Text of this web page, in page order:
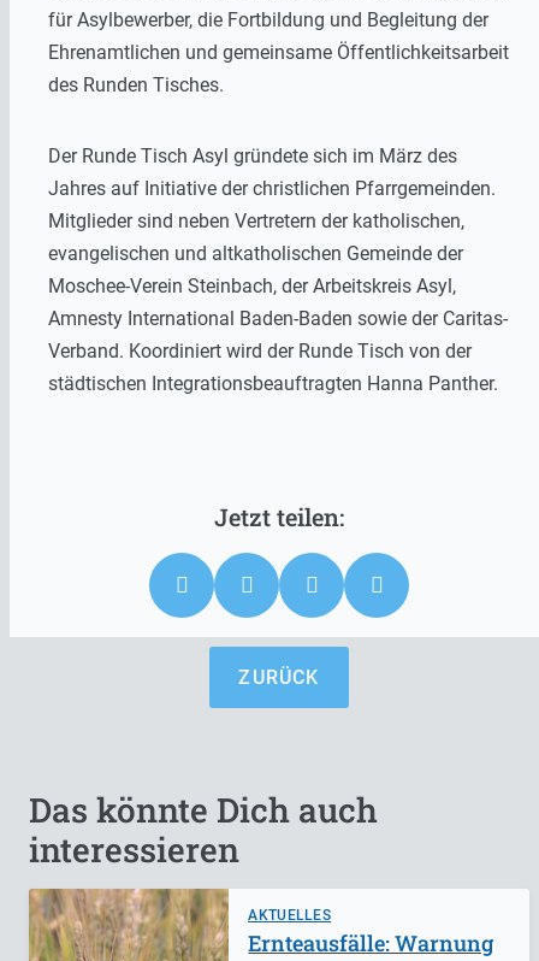
für Asylbewerber, die Fortbildung und Begleitung der
Ehrenamtlichen und gemeinsame Öffentlichkeitsarbeit
des Runden Tisches.
Der Runde Tisch Asyl gründete sich im März des
Jahres auf Initiative der christlichen Pfarrgemeinden.
Mitglieder sind neben Vertretern der katholischen,
evangelischen und altkatholischen Gemeinde der
Moschee-Verein Steinbach, der Arbeitskreis Asyl,
Amnesty International Baden-Baden sowie der Caritas-
Verband. Koordiniert wird der Runde Tisch von der
städtischen Integrationsbeauftragten Hanna Panther.
ZURÜCK
Das könnte Dich auch
interessieren
AKTUELLES
Ernteausfälle: Warnung